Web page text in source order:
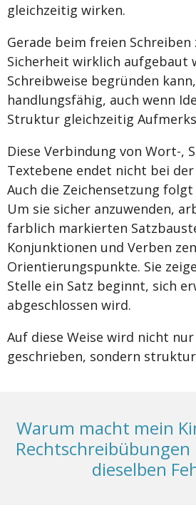
gleichzeitig wirken.
Gerade beim freien
Sicherheit wirklich aufgebaut
Schreibweise begründen
handlungsfähig, auch wenn
Struktur gleichzeitig
Diese Verbindung von Wort-,
Textebene endet nicht bei
Auch die Zeichensetzung
Um sie sicher anzuwenden,
farblich markierten
Konjunktionen und Verben
Orientierungspunkte. Sie
Stelle ein Satz beginnt, sich
abgeschlossen wird.
Auf diese Weise wird nicht
geschrieben, sondern
Warum macht mein
dieselben